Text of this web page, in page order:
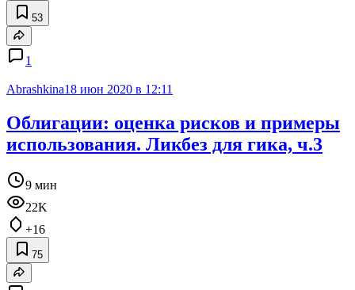
53
1
Abrashkina18 июн 2020 в 12:11
Облигации: оценка рисков и примеры
использования. Ликбез для гика, ч.3
9 мин
22K
+16
75